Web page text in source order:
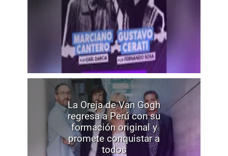
La Oreja de Van Gogh
regresa a Perú con su
formación original y
promete conquistar a
todos